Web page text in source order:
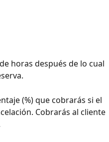
horas después de lo cual
(%) que cobrarás si el
Cobrarás al cliente